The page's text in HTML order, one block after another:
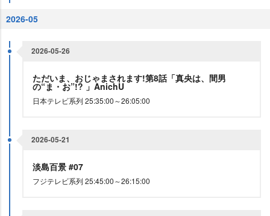
2026-05
2026-05-26
ただいま、おじゃまされます!第8話「真央は、間男
の“ま・お”!? 」AnichU
日本テレビ系列 25:35:00～26:05:00
2026-05-21
淡島百景 #07
フジテレビ系列 25:45:00～26:15:00